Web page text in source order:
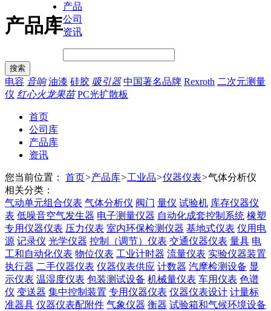
产品库
产品
公司
资讯
电容 音响 油漆 硅胶 吸引器 中国著名品牌 Rexroth 二次元测量
仪 红心火龙果苗 PC光扩散板
首页
公司库
产品库
资讯
您当前位置： 首页>产品库>工业品>仪器仪表>气体分析仪
相关分类：
气动单元组合仪表 气体分析仪 阀门 量仪 试验机 库存仪器仪
表 低噪音空气发生器 电子测量仪器 自动化成套控制系统 橡塑
专用仪器仪表 压力仪表 室内环保检测仪器 基地式仪表 仪用电
源 记录仪 光学仪器 控制（调节）仪表 交通仪器仪表 量具 电
工和自动化仪表 物位仪表 工业计时器 流量仪表 实验仪器装置
执行器 二手仪器仪表 仪器仪表供应 计数器 汽摩检测设备 显
示仪表 温湿度仪表 包装测试设备 机械量仪表 车用仪表 色谱
仪 变送器 集中控制装置 专用仪器仪表 仪器仪表设计 计量标
准器具 仪器仪表配附件 气象仪器 衡器 试验箱和气候环境设备